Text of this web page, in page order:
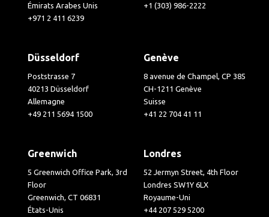
Émirats Arabes Unis
+971 2 411 6239
+1 (303) 986-2222
Düsseldorf
Poststrasse 7
40213 Düsseldorf
Allemagne
+49 211 5694 1500
Genève
8 avenue de Champel, CP 385
CH-1211 Genève
Suisse
+41 22 704 41 11
Greenwich
5 Greenwich Office Park, 3rd
Floor
Greenwich, CT 06831
États-Unis
Londres
52 Jermyn Street, 4th Floor
Londres SW1Y 6LX
Royaume-Uni
+44 207 529 5200